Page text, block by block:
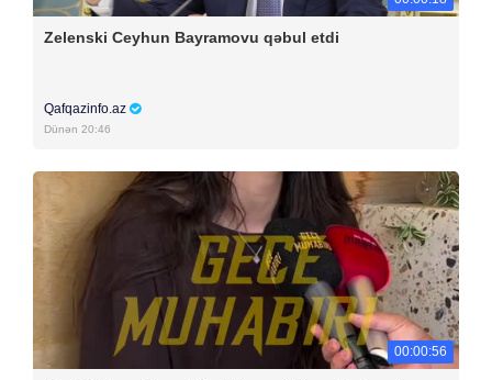
Zelenski Ceyhun Bayramovu qəbul etdi
Qafqazinfo.az
Dünən 20:46
00:00:56